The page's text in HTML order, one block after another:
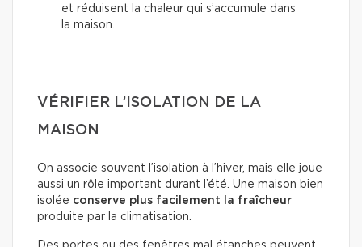
et réduisent la chaleur qui s’accumule dans
la maison.
VÉRIFIER L’ISOLATION DE LA
MAISON
On associe souvent l’isolation à l’hiver, mais elle joue
aussi un rôle important durant l’été. Une maison bien
isolée conserve plus facilement la fraîcheur
produite par la climatisation.